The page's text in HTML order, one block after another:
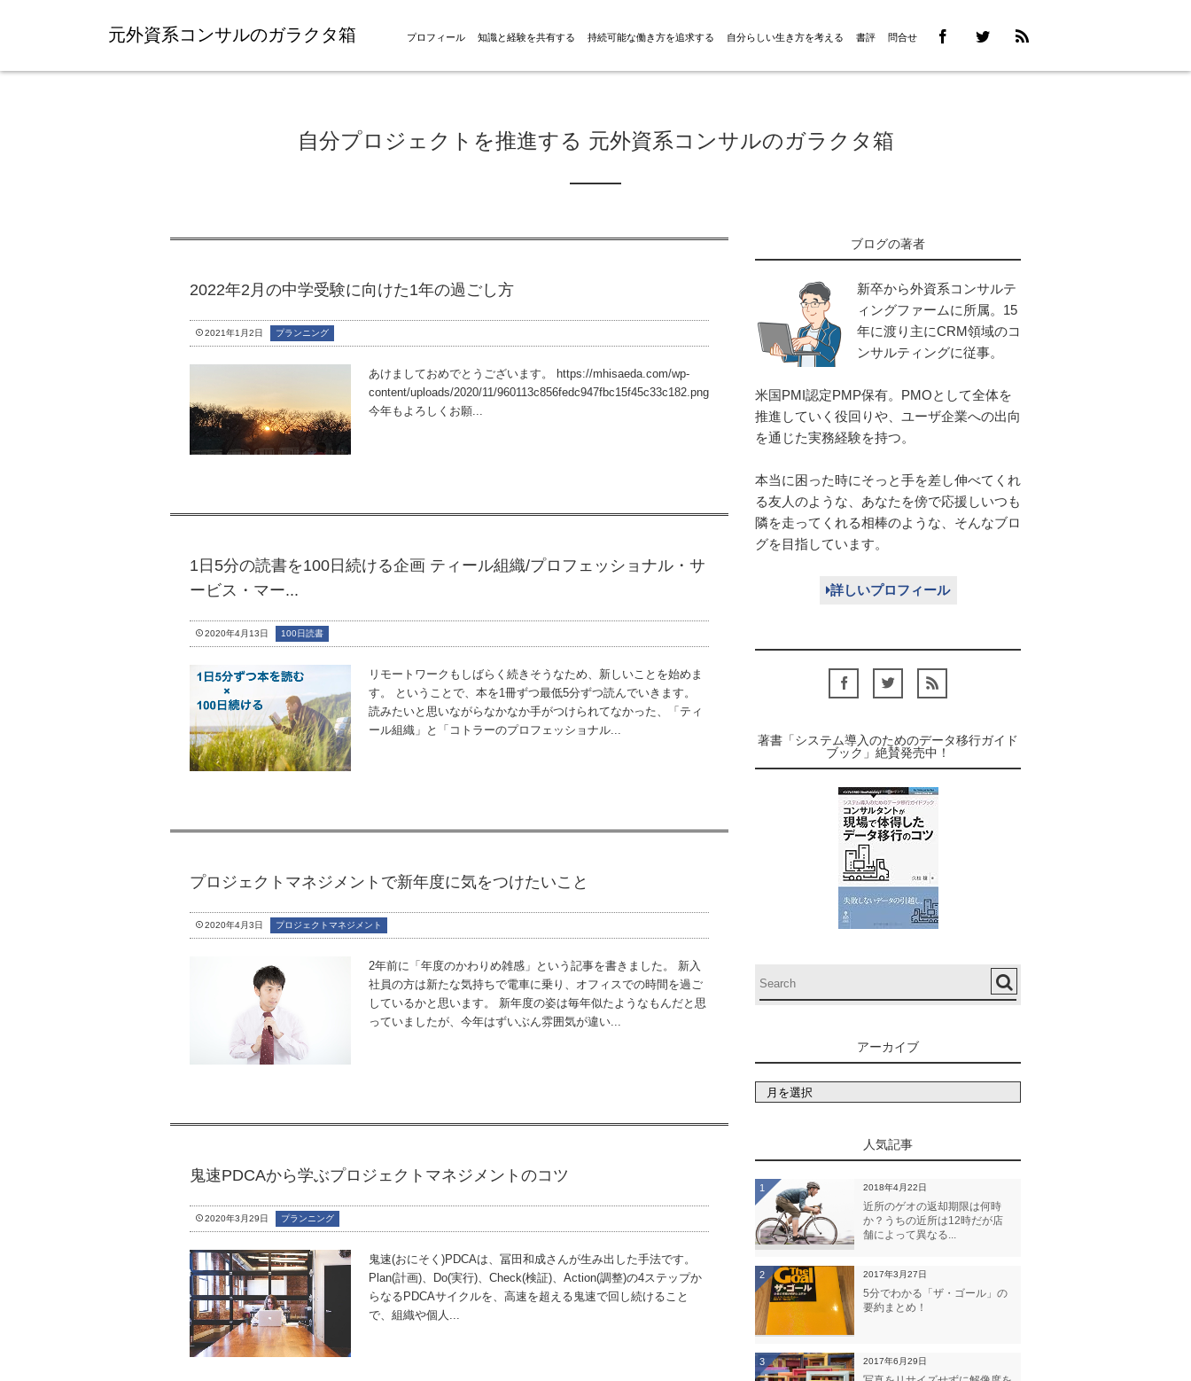
元外資系コンサルのガラクタ箱 プロフィール 知識と経験を共有する 持続可能な働き方を追求する 自分らしい生き方を考える 書評 問合せ
自分プロジェクトを推進する 元外資系コンサルのガラクタ箱
2022年2月の中学受験に向けた1年の過ごし方
2021年1月2日 プランニング
あけましておめでとうございます。 https://mhisaeda.com/wp-
content/uploads/2020/11/960113c856fedc947fbc15f45c33c182.png
今年もよろしくお願...
1日5分の読書を100日続ける企画 ティール組織/プロフェッショナル・サ
ービス・マー...
2020年4月13日 100日読書
リモートワークもしばらく続きそうなため、新しいことを始めま
す。 ということで、本を1冊ずつ最低5分ずつ読んでいきます。
読みたいと思いながらなかなか手がつけられてなかった、「ティ
ール組織」と「コトラーのプロフェッショナル...
プロジェクトマネジメントで新年度に気をつけたいこと
2020年4月3日 プロジェクトマネジメント
2年前に「年度のかわりめ雑感」という記事を書きました。 新入
社員の方は新たな気持ちで電車に乗り、オフィスでの時間を過ご
しているかと思います。 新年度の姿は毎年似たようなもんだと思
っていましたが、今年はずいぶん雰囲気が違い...
鬼速PDCAから学ぶプロジェクトマネジメントのコツ
2020年3月29日 プランニング
鬼速(おにそく)PDCAは、冨田和成さんが生み出した手法です。
Plan(計画)、Do(実行)、Check(検証)、Action(調整)の4ステップか
らなるPDCAサイクルを、高速を超える鬼速で回し続けること
で、組織や個人...
ブログの著者
新卒から外資系コンサルテ
ィングファームに所属。15
年に渡り主にCRM領域のコ
ンサルティングに従事。
米国PMI認定PMP保有。PMOとして全体を
推進していく役回りや、ユーザ企業への出向
を通じた実務経験を持つ。
本当に困った時にそっと手を差し伸べてくれ
る友人のような、あなたを傍で応援しいつも
隣を走ってくれる相棒のような、そんなブロ
グを目指しています。
詳しいプロフィール
著書「システム導入のためのデータ移行ガイド
ブック」絶賛発売中！
アーカイブ
人気記事
1 2018年4月22日
近所のゲオの返却期限は何時
か？うちの近所は12時だが店
舗によって異なる...
2 2017年3月27日
5分でわかる「ザ・ゴール」の
要約まとめ！
3 2017年6月29日